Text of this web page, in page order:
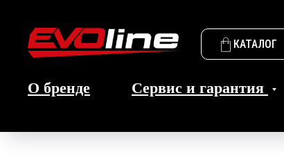
КАТАЛОГ
О бренде Сервис и гарантия